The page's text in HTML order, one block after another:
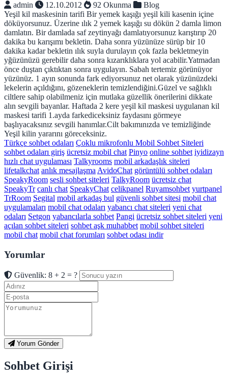
admin
12.10.2012 92 Okunma
Blog
Yeşil kil maskesinin tarifi Bir yemek kaşığı yeşil kili kasenin içine
döküyorsunuz. Üzerine ılık 2 yemek kaşığı su dökün 2 damla limon
damlatın. Bir damlada saf zeytinyağı damlatıyorsunuz karıştırıp 20
dakika bu karışımı bekletin. Daha sonra yüzünüze sürüp bir 10
dakika kadar bekletin ılık suyla durulayın çok fazla bekletmeyin
yğüzünüzü gerebilir daha sonra kızarıklıklara yol acabilir.Yatmadan
önce duştan çıktıktan sonra uygulayın. Sabah tertemiz görünüyor
yüzünüz. 1 ayın sonunda fark ediyorsunuz net olarak yüzünüzdeki
lekelerin açıldığını, gözeneklerin temizlendiğini.Güzel ve sağlıklı
ciltlere sahip olabilmeniz için mutlaka güzellik önerilerini dikkate
alın sevgili bayanlar. Haftada 2 kere yeşil kil maskesi uygulanan kil
maskesi tarifi 1.ayda farkediceksiniz faydasını görmeye
başlıyacaksınız sevgili hanımlar.Cilt bakımınızda ve temizliğinde
Yeşil kilin yararını göreceksiniz.
Türkçe sohbet odaları Çoklu mikrofonlu Mobil Sohbet Siteleri
sohbet odaları giriş ücretsiz mobil chat Pinyo online sohbet iyidizayn
hızlı chat uygulaması Talkyrooms mobil arkadaşlık siteleri
lifetalkchat anlık mesajlaşma AvidoChat görüntülü sohbet odaları
SpeakyRoom sesli sohbet siteleri TalkyRoom ücretsiz chat
SpeakyTr canlı chat SpeakyChat celikpanel Ruyamsohbet yurtpanel
TrRoom Segital mobil arkadaş bul güvenli sohbet sitesi mobil chat
uygulamaları mobil chat odaları yabancı chat siteleri yeni chat
odaları Setgon yabancılarla sohbet Pangi ücretsiz sohbet siteleri yeni
açılan sohbet siteleri sohbet aşk muhabbet mobil sohbet siteleri
mobil chat mobil chat forumları sohbet odası indir
Yorumlar
Güvenlik: 8 + 2 = ?
Yorum Gönder
Sohbet Girişi